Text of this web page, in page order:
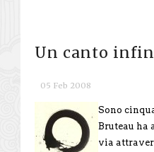
Un canto
05 Feb 2008
Sono
Bruteau ha
via